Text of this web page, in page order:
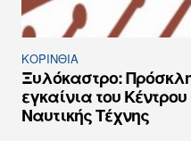
ΚΟΡΙΝΘΊΑ
Ξυλόκαστρο:
εγκαίνια του
Ναυτικής Τέχνης